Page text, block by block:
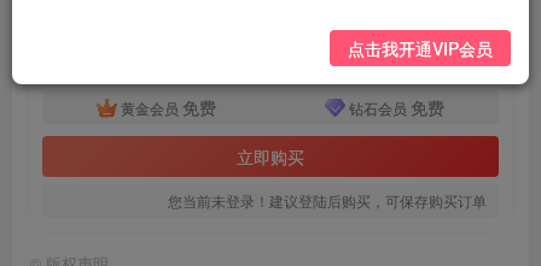
黄金会员 免费 钻石会员 免费
立即购买
您当前未登录！建议登陆后购买，可保存购买订单
点击我开通VIP会员